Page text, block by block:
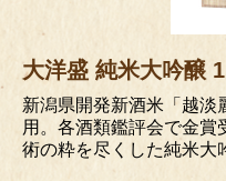
大洋盛 純米大吟醸
新潟県開発新酒米「越淡
用。各酒類鑑評会で金賞
術の粋を尽くした純米大